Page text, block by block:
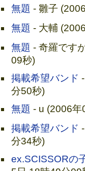
無題 - 雛子
無題 - 大輔
無題 - 奇羅です
09秒)
掲載希望バンド
分50秒)
無題 - u (2006
掲載希望バンド
分34秒)
ex.SCISSORの